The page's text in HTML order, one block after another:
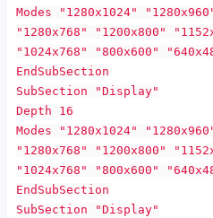
Modes "1280x1024"
"1280x768" "1200x800"
"1024x768" "800x600"
EndSubSection
SubSection "Display"
Depth 16
Modes "1280x1024"
"1280x768" "1200x800"
"1024x768" "800x600"
EndSubSection
SubSection "Display"